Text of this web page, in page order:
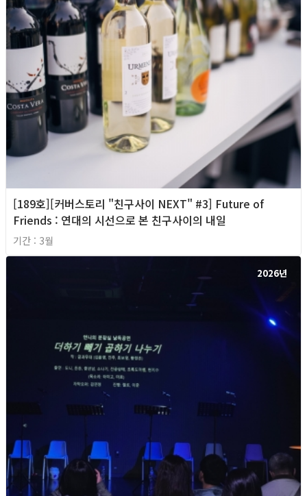
[189호][커버스토리 "친구사이 NEXT" #3] Future of
Friends : 연대의 시선으로 본 친구사이의 내일
기간 : 3월
2026년